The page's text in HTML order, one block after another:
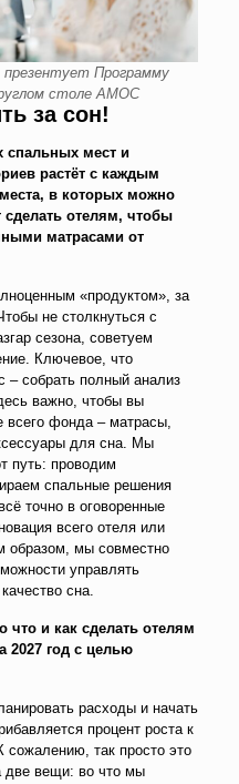
Программу
столе АМОС
за сон!
спальных мест и
растёт с каждым
в которых можно
отелям, чтобы
матрасами от
«продуктом», за
не столкнуться с
сезона, советуем
Ключевое, что
– собрать полный анализ
важно, чтобы вы
всего фонда – матрасы,
для сна. Мы
путь: проводим
спальные решения
точно в оговоренные
всего отеля или
образом, мы совместно
управлять
сна.
что и как сделать отелям
2027 год с целью
расходы и начать
процент роста к
так просто это
две вещи: во что мы